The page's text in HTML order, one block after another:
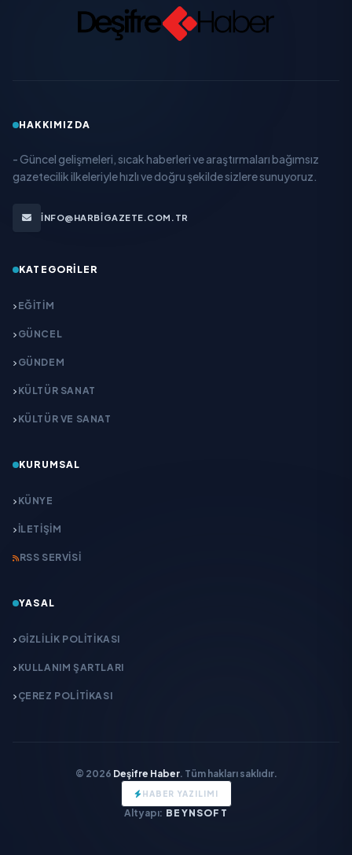
HAKKIMIZDA
- Güncel gelişmeleri, sıcak haberleri ve araştırmaları bağımsız
gazetecilik ilkeleriyle hızlı ve doğru şekilde sizlere sunuyoruz.
INFO@HARBIGAZETE.COM.TR
KATEGORILER
EĞITIM
GÜNCEL
GÜNDEM
KÜLTÜR SANAT
KÜLTÜR VE SANAT
KURUMSAL
KÜNYE
İLETIŞIM
RSS SERVISI
YASAL
GIZLILIK POLITIKASI
KULLANIM ŞARTLARI
ÇEREZ POLITIKASI
© 2026 Deşifre Haber. Tüm hakları saklıdır.
HABER YAZILIMI
Altyapı: BEYNSOFT